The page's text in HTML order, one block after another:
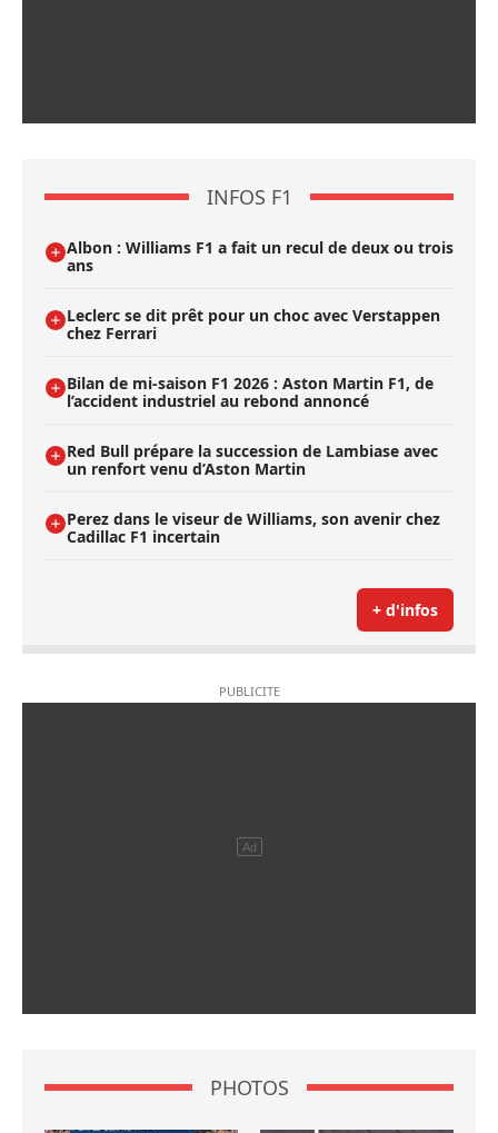
INFOS F1
Albon : Williams F1 a fait un recul de deux ou trois
ans
Leclerc se dit prêt pour un choc avec Verstappen
chez Ferrari
Bilan de mi-saison F1 2026 : Aston Martin F1, de
l’accident industriel au rebond annoncé
Red Bull prépare la succession de Lambiase avec
un renfort venu d’Aston Martin
Perez dans le viseur de Williams, son avenir chez
Cadillac F1 incertain
+ d'infos
PHOTOS